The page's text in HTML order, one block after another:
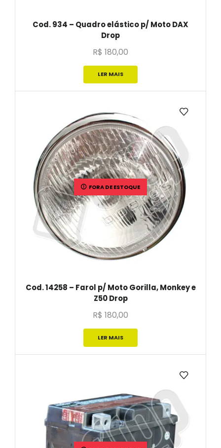
Cod. 934 – Quadro elástico p/ Moto DAX
Drop
R$ 180,00
LER MAIS
FORA DE ESTOQUE
Cod. 14258 – Farol p/ Moto Gorilla, Monkey e
Z50 Drop
R$ 180,00
LER MAIS